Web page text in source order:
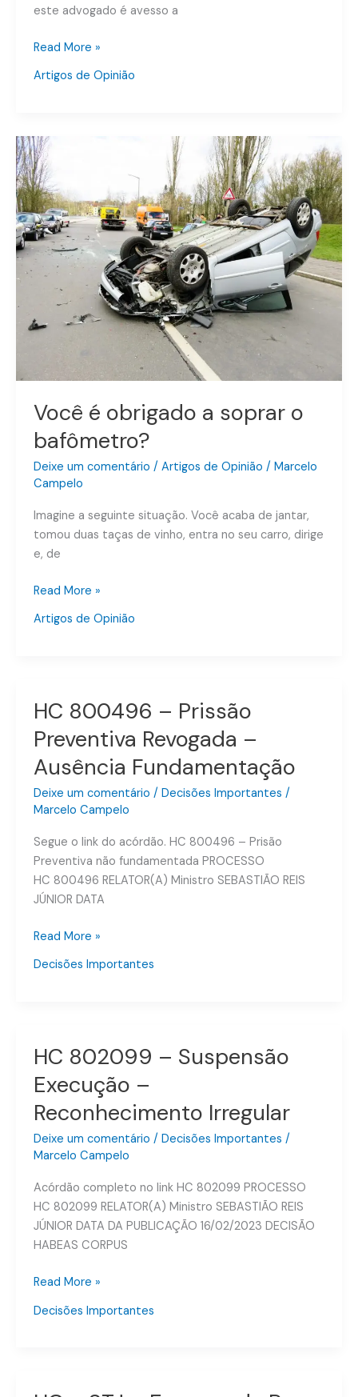
este advogado é avesso a
Read More »
Artigos de Opinião
Você é obrigado a soprar o
bafômetro?
Deixe um comentário / Artigos de Opinião / Marcelo
Campelo
Imagine a seguinte situação. Você acaba de jantar,
tomou duas taças de vinho, entra no seu carro, dirige
e, de
Você
é
obrigado
a
soprar
o
bafômetro?
Read More »
Artigos de Opinião
HC 800496 – Prissão
Preventiva Revogada –
Ausência Fundamentação
Deixe um comentário / Decisões Importantes /
Marcelo Campelo
Segue o link do acórdão. HC 800496 – Prisão
Preventiva não fundamentada PROCESSO
HC 800496 RELATOR(A) Ministro SEBASTIÃO REIS
JÚNIOR DATA
HC
–
Prissão
Revogada
Ausência
Fundamentação
Read More »
Decisões Importantes
HC 802099 – Suspensão
Execução –
Reconhecimento Irregular
Deixe um comentário / Decisões Importantes /
Marcelo Campelo
Acórdão completo no link HC 802099 PROCESSO
HC 802099 RELATOR(A) Ministro SEBASTIÃO REIS
JÚNIOR DATA DA PUBLICAÇÃO 16/02/2023 DECISÃO
HABEAS CORPUS
HC
–
Suspensão
–
Reconhecimento
Irregular
Read More »
Decisões Importantes